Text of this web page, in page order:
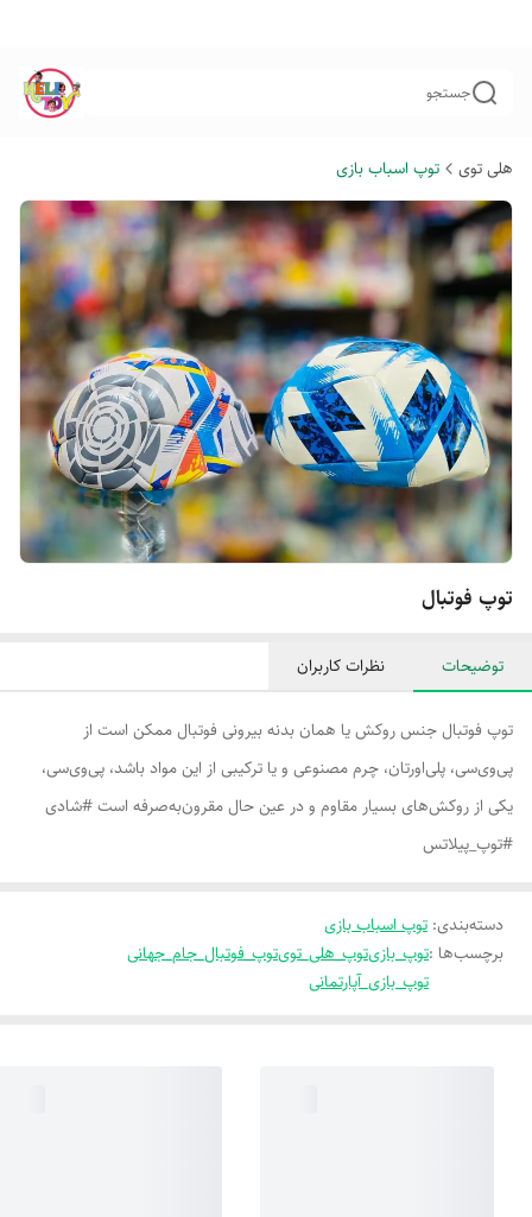
جستجو
هلی توی توپ اسباب بازی
توپ فوتبال
توضیحات نظرات کاربران
توپ فوتبال جنس روکش یا همان بدنه بیرونی فوتبال ممکن است از
پی‌وی‌سی، پلی‌اورتان، چرم مصنوعی و یا ترکیبی از این مواد باشد، پی‌وی‌سی،
یکی از روکش‌های بسیار مقاوم و در عین حال مقرون‌به‌صرفه است #شادی
#توپ_پیلاتس
دسته‌بندی: توپ اسباب بازی
برچسب‌ها :توپ_بازیتوپ_هلی_تویتوپ_فوتبال_جام_جهانی
توپ_بازی_آپارتمانی